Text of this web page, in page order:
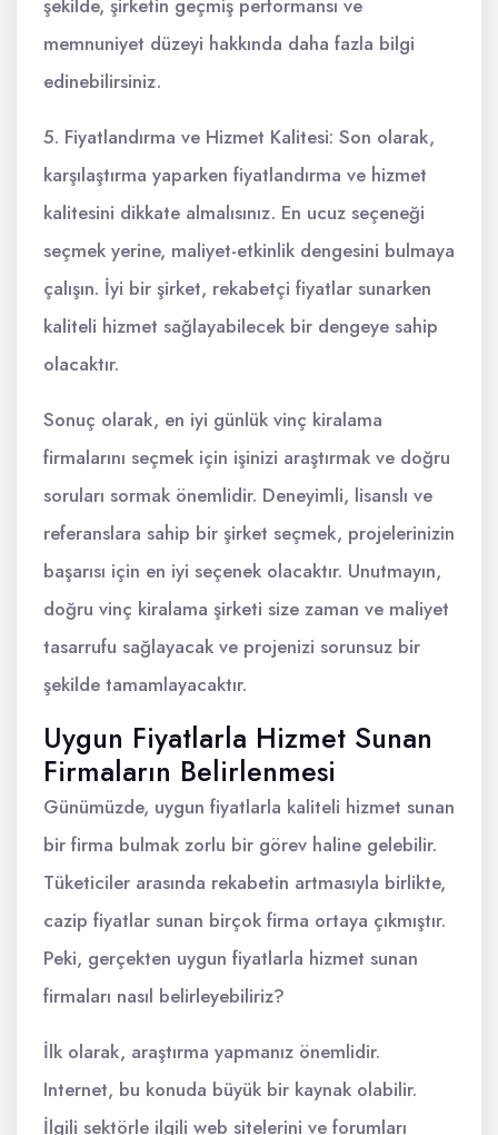
memnuniyet düzeyi hakkında daha fazla bilgi
edinebilirsiniz.
5. Fiyatlandırma ve Hizmet Kalitesi: Son olarak,
karşılaştırma yaparken fiyatlandırma ve hizmet
kalitesini dikkate almalısınız. En ucuz seçeneği
seçmek yerine, maliyet-etkinlik dengesini bulmaya
çalışın. İyi bir şirket, rekabetçi fiyatlar sunarken
kaliteli hizmet sağlayabilecek bir dengeye sahip
olacaktır.
Sonuç olarak, en iyi günlük vinç kiralama
firmalarını seçmek için işinizi araştırmak ve doğru
soruları sormak önemlidir. Deneyimli, lisanslı ve
referanslara sahip bir şirket seçmek, projelerinizin
başarısı için en iyi seçenek olacaktır. Unutmayın,
doğru vinç kiralama şirketi size zaman ve maliyet
tasarrufu sağlayacak ve projenizi sorunsuz bir
şekilde tamamlayacaktır.
Uygun Fiyatlarla Hizmet Sunan
Firmaların Belirlenmesi
Günümüzde, uygun fiyatlarla kaliteli hizmet sunan
bir firma bulmak zorlu bir görev haline gelebilir.
Tüketiciler arasında rekabetin artmasıyla birlikte,
cazip fiyatlar sunan birçok firma ortaya çıkmıştır.
Peki, gerçekten uygun fiyatlarla hizmet sunan
firmaları nasıl belirleyebiliriz?
İlk olarak, araştırma yapmanız önemlidir.
Internet, bu konuda büyük bir kaynak olabilir.
İlgili sektörle ilgili web sitelerini ve forumları